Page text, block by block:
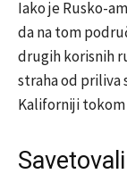
Iako je Rusko-
da na tom
drugih korisnih
straha od priliva
Kaliforniji tokom